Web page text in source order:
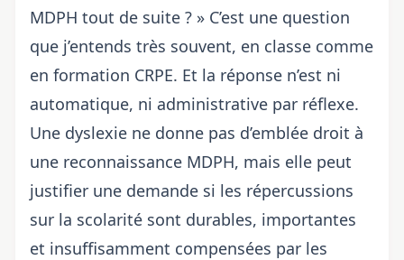
MDPH tout de suite ? » C’est une question
que j’entends très souvent, en classe comme
en formation CRPE. Et la réponse n’est ni
automatique, ni administrative par réflexe.
Une dyslexie ne donne pas d’emblée droit à
une reconnaissance MDPH, mais elle peut
justifier une demande si les répercussions
sur la scolarité sont durables, importantes
et insuffisamment compensées par les